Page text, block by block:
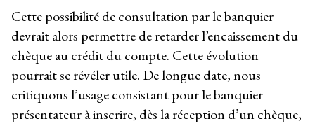
Cette possibilité de consultation par le banquier
devrait alors permettre de retarder l’encaissement du
chèque au crédit du compte. Cette évolution
pourrait se révéler utile. De longue date, nous
critiquons l’usage consistant pour le banquier
présentateur à inscrire, dès la réception d’un chèque,